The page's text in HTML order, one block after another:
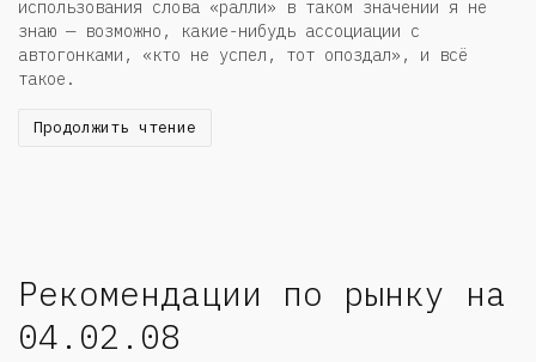
использования слова «ралли» в таком значении я не
знаю — возможно, какие-нибудь ассоциации с
автогонками, «кто не успел, тот опоздал», и всё
такое.
Продолжить чтение
Рекомендации по рынку на
04.02.08